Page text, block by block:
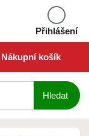
Přihlášení
Nákupní košík